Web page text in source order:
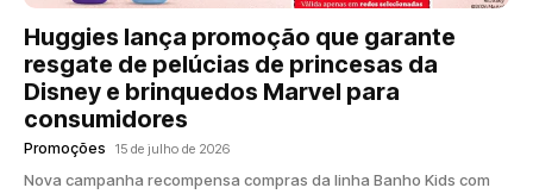
Huggies lança promoção que garante
resgate de pelúcias de princesas da
Disney e brinquedos Marvel para
consumidores
Promoções 15 de julho de 2026
Nova campanha recompensa compras da linha Banho Kids com